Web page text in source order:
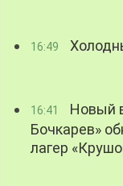
16:49
16:41
Новый
Бочкарев»
лагер